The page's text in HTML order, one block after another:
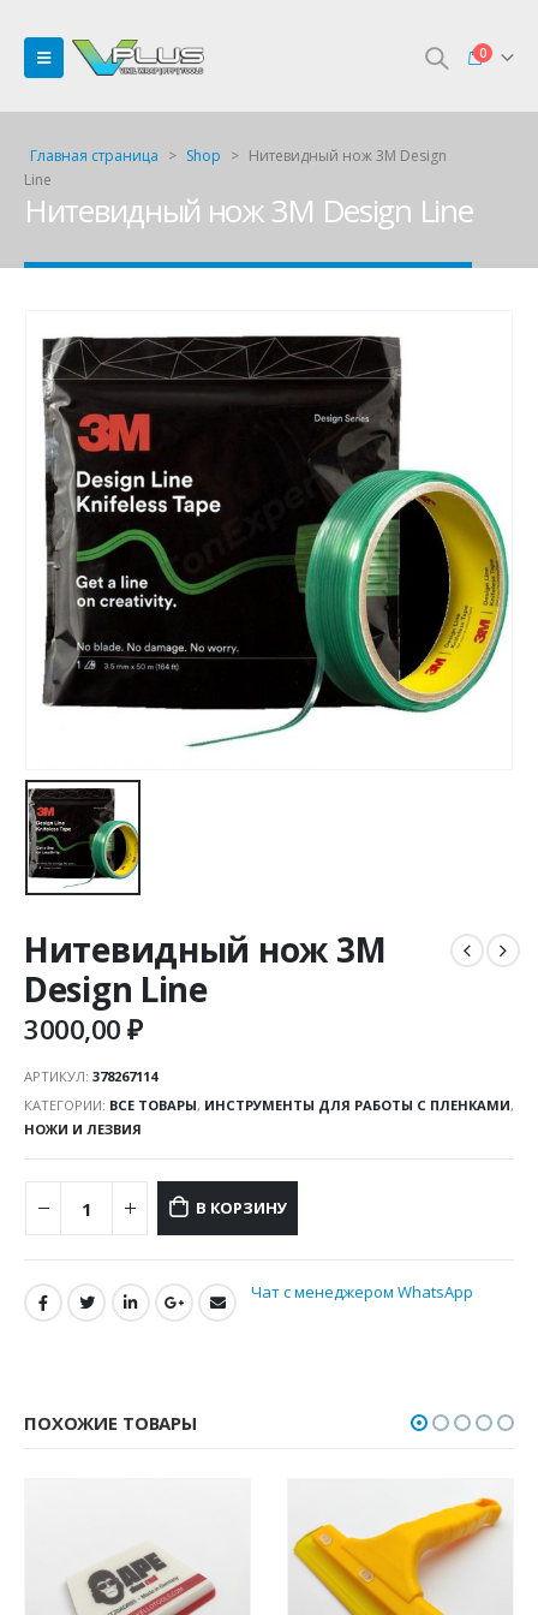
0
Главная страница > Shop > Нитевидный нож 3M Design
Line
Нитевидный нож 3M Design Line
Нитевидный нож 3M
Design Line
3000,00₽
АРТИКУЛ: 378267114
КАТЕГОРИИ: ВСЕ ТОВАРЫ, ИНСТРУМЕНТЫ ДЛЯ РАБОТЫ С ПЛЕНКАМИ,
НОЖИ И ЛЕЗВИЯ
В КОРЗИНУ
Чат с менеджером WhatsApp
ПОХОЖИЕ ТОВАРЫ